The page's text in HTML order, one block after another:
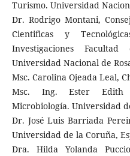
Turismo. Universidad
Dr. Rodrigo Montani,
Cientificas y
Investigaciones
Universidad Nacional de
Msc. Carolina Ojeada Leal,
Msc. Ing. Ester Edith
Microbiología. Universidad
Dr. José Luis Barriada
Universidad de la Coruña,
Dra. Hilda Yolanda